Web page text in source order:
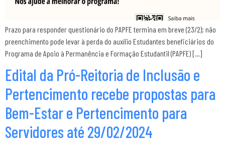
Prazo para responder questionário do PAPFE termina em breve (23/2); não
preenchimento pode levar à perda do auxílio Estudantes beneficiários do
Programa de Apoio à Permanência e Formação Estudantil (PAPFE) […]
Edital da Pró-Reitoria de Inclusão e
Pertencimento recebe propostas para
Bem-Estar e Pertencimento para
Servidores até 29/02/2024